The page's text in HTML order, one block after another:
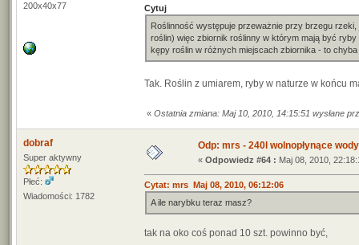
200x40x77
Cytuj
Roślinność występuje przeważnie przy brzegu
roślin) więc zbiornik roślinny w którym mają być ryby
kępy roślin w różnych miejscach zbiornika - to chyba
Tak. Roślin z umiarem, ryby w naturze w końcu
« Ostatnia zmiana: Maj 10, 2010, 14:15:51 wysłane
dobraf
Super aktywny
Płeć:
Wiadomości: 1782
Odp: mrs - 240l wolnopłynące
« Odpowiedz #64 : Maj 08, 2010,
Cytat: mrs Maj 08, 2010, 06:12:06
A ile narybku teraz masz?
tak na oko coś ponad 10 szt. powinno być,